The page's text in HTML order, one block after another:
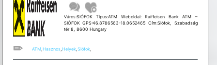
Város:SIÓFOK Típus:ATM Weboldal: Raiffeisen Bank ATM –
SIÓFOK GPS:46.8786563-18.0652465 Cím:Siófok, Szabadság
tér 8, 8600 Hungary
ATM, Hasznos, Helyek, Siófok,